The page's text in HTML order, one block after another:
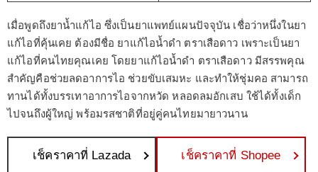
เมื่อพูดถึงยาน้ำแก้ไอ ซึ่งเป็นยาแพทย์แผนปัจจุบัน เชื่อว่าหนึ่งในยา
แก้ไอที่คุ้นเคย ต้องมีชื่อ ยาแก้ไอน้ำดำ ตราเสือดาว เพราะเป็นยา
แก้ไอที่คนไทยคุณเคย โดยยาแก้ไอน้ำดำ ตราเสือดาว มีสรรพคุณ
สำคัญคือช่วยลดอาการไอ ช่วยขับเสมหะ และทำให้ชุ่มคอ สามารถ
ทานได้ทั้งบรรเทาอาการไอจากหวัด หลอดลมอักเสบ ใช้ได้ทั้งเด็ก
ไปจนถึงผู้ใหญ่ พร้อมรสชาติที่อยู่คู่คนไทยมายาวนาน
เช็คราคาที่ Lazada เช็คราคาที่ Shopee